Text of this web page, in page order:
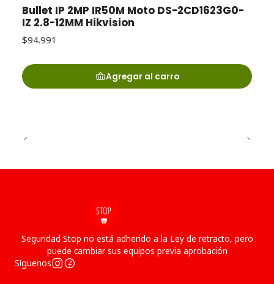
Bullet IP 2MP IR50M Moto DS-2CD1623G0-
IZ 2.8-12MM Hikvision
$94.991
Agregar al carro
Seguridad Stop no está adherido a la Ley de retracto, pero
puede cambiar sus equipos previa aprobación
Síguenos